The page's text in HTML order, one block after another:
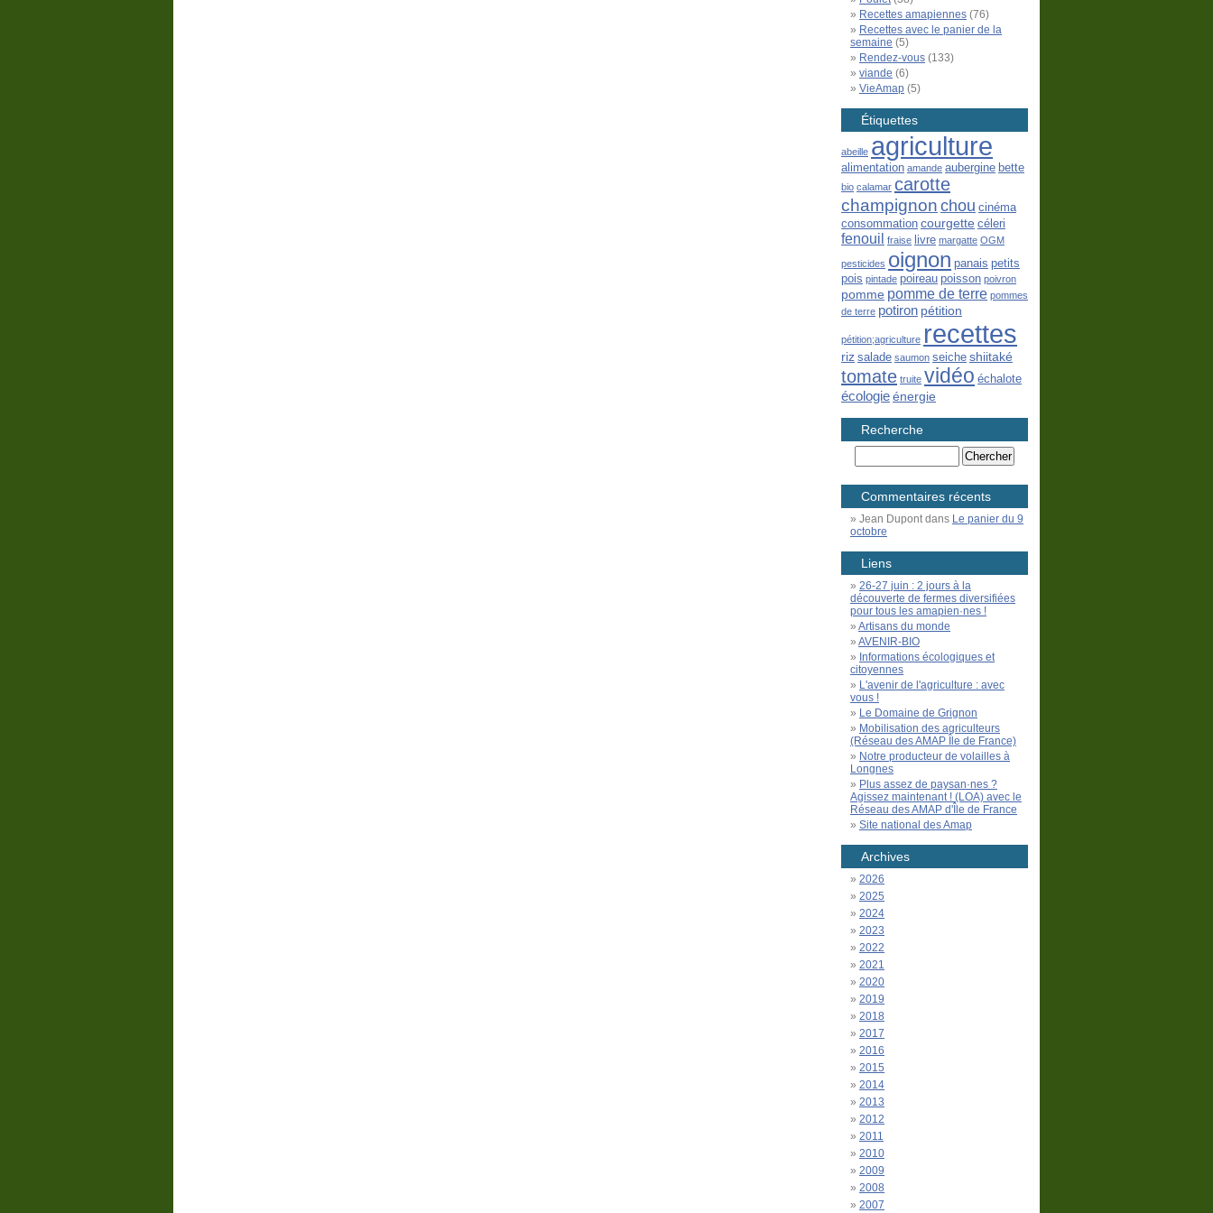
Recettes amapiennes (76)
Recettes avec le panier de la
semaine (5)
Rendez-vous (133)
viande (6)
VieAmap (5)
Étiquettes
abeille agriculture
alimentation amande aubergine bette
bio calamar carotte
champignon chou cinéma
consommation courgette céleri
fenouil fraise livre margatte OGM
pesticides oignon panais petits
pois pintade poireau poisson poivron
pomme pomme de terre pommes
de terre potiron pétition
pétition;agriculture recettes
riz salade saumon seiche shiitaké
tomate truite vidéo échalote
écologieénergie
Recherche
Commentaires récents
Jean Dupontdans Le panier du 9
octobre
Liens
26-27 juin : 2 jours à la
découverte de fermes diversifiées
pour tous les amapien·nes !
Artisans du monde
AVENIR-BIO
Informations écologiques et
citoyennes
L'avenir de l'agriculture : avec
vous !
Le Domaine de Grignon
Mobilisation des agriculteurs
(Réseau des AMAP Île de France)
Notre producteur de volailles à
Longnes
Plus assez de paysan·nes ?
Agissez maintenant ! (LOA) avec le
Réseau des AMAP d'Île de France
Site national des Amap
Archives
2026
2025
2024
2023
2022
2021
2020
2019
2018
2017
2016
2015
2014
2013
2012
2011
2010
2009
2008
2007